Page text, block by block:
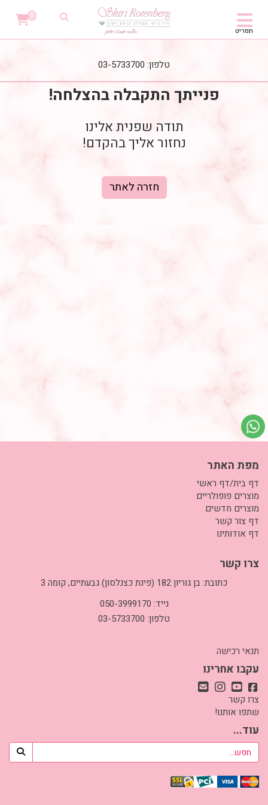
טלפון: 03-5733700
תפריט
0
פנייתך התקבלה בהצלחה!
תודה שפנית אלינו
נחזור אליך בהקדם!
חזרה לאתר
מפת האתר
דף בית/דף ראשי
מוצרים פופולריים
מוצרים חדשים
דף צור קשר
דף אודותינו
צרו קשר
כתובת: בן גוריון 182 (פינת כצנלסון) גבעתיים, קומה 3
נייד: 050-3999170
טלפון: 03-5733700
תנאי רכישה
עקבו אחרינו
צרו קשר
שתפו אותנו!
עוד...